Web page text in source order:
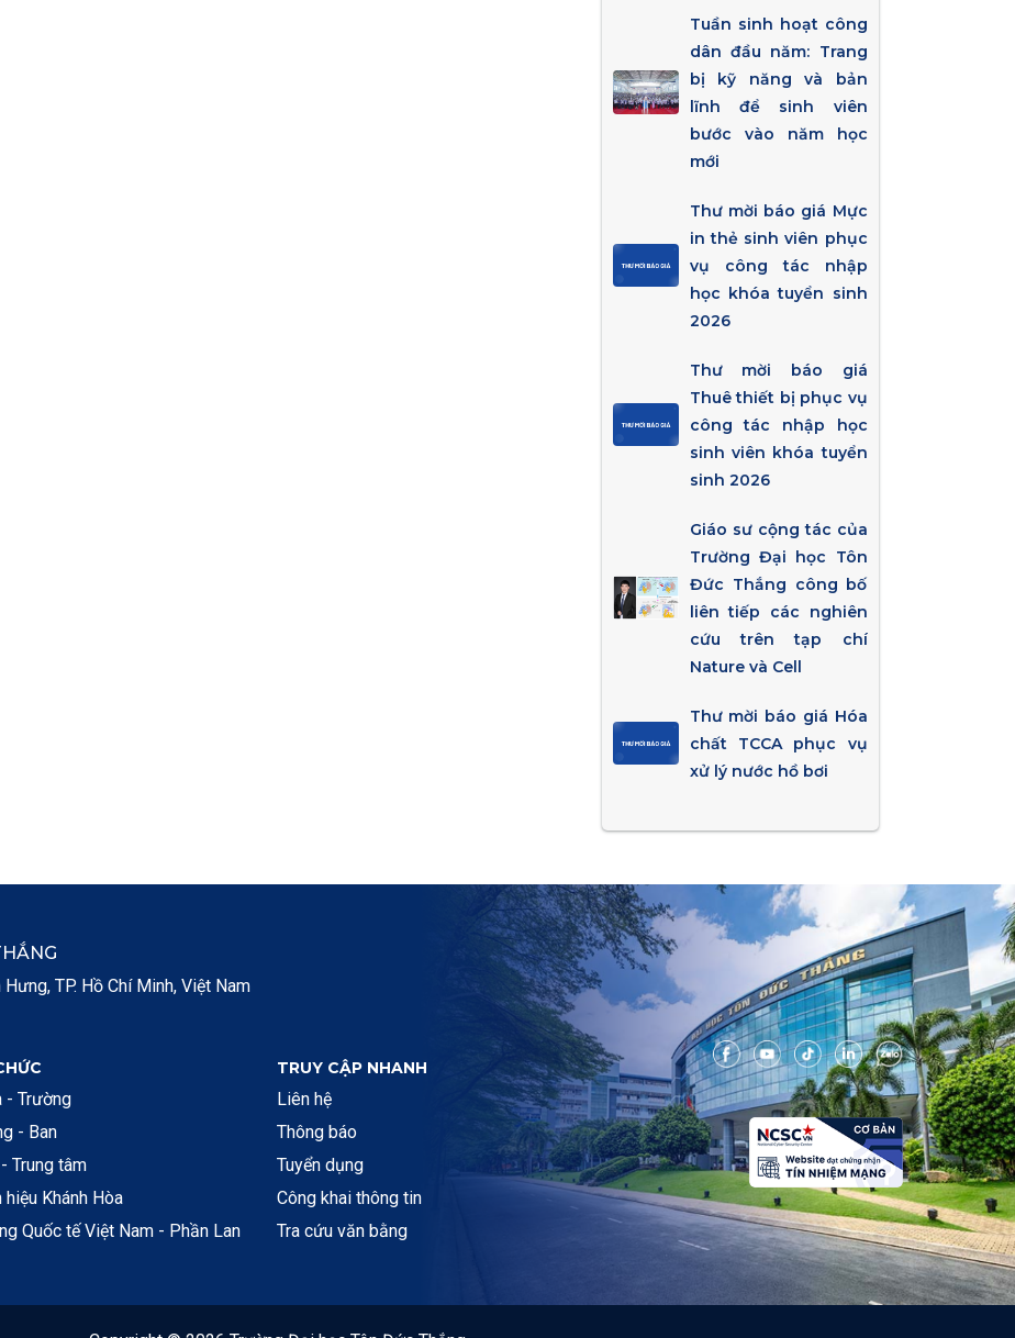
Tuần sinh hoạt công
dân đầu năm: Trang
bị kỹ năng và bản
lĩnh để sinh viên
bước vào năm học
mới
Thư mời báo giá Mực
in thẻ sinh viên phục
vụ công tác nhập
học khóa tuyển sinh
2026
Thư mời báo giá
Thuê thiết bị phục vụ
công tác nhập học
sinh viên khóa tuyển
sinh 2026
Giáo sư cộng tác của
Trường Đại học Tôn
Đức Thắng công bố
liên tiếp các nghiên
cứu trên tạp chí
Nature và Cell
Thư mời báo giá Hóa
chất TCCA phục vụ
xử lý nước hồ bơi
TP. Hồ Chí Minh, Việt Nam
- Trường
- Ban
Trung tâm
hiệu Khánh Hòa
Quốc tế Việt Nam - Phần Lan
TRUY CẬP NHANH
Liên hệ
Thông báo
Tuyển dụng
Công khai thông tin
Tra cứu văn bằng